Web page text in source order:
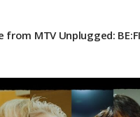
from MTV Unplugged: